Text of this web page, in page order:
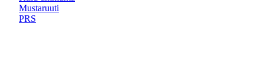
Mustaruuti
PRS